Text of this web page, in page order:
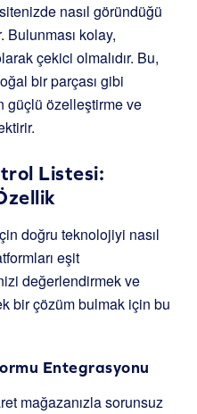
nasıl göründüğü
kolay,
çekici olmalıdır. Bu,
bir parçası gibi
güçlü özelleştirme ve
Listesi:
doğru teknolojiyi nasıl
eşit
değerlendirmek ve
bir çözüm bulmak için bu
Entegrasyonu
mağazanızla sorunsuz